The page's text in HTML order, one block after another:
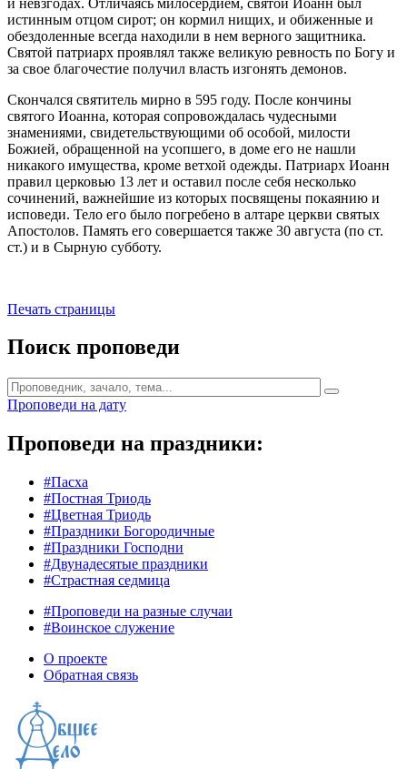
истинным отцом сирот; он кормил нищих, и обиженные и
обездоленные всегда находили в нем верного защитника.
Святой патриарх проявлял также великую ревность по Богу и
за свое благочестие получил власть изгонять демонов.
Скончался святитель мирно в 595 году. После кончины
святого Иоанна, которая сопровождалась чудесными
знамениями, свидетельствующими об особой, милости
Божией, обращенной на усопшего, в доме его не нашли
никакого имущества, кроме ветхой одежды. Патриарх Иоанн
правил церковью 13 лет и оставил после себя несколько
сочинений, важнейшие из которых посвящены покаянию и
исповеди. Тело его было погребено в алтаре церкви святых
Апостолов. Память его совершается также 30 августа (по ст.
ст.) и в Сырную субботу.
Печать страницы
Поиск проповеди
Проповеди на дату
Проповеди на праздники:
#Пасха
#Постная Триодь
#Цветная Триодь
#Праздники Богородичные
#Праздники Господни
#Двунадесятые праздники
#Страстная седмица
#Проповеди на разные случаи
#Воинское служение
О проекте
Обратная связь